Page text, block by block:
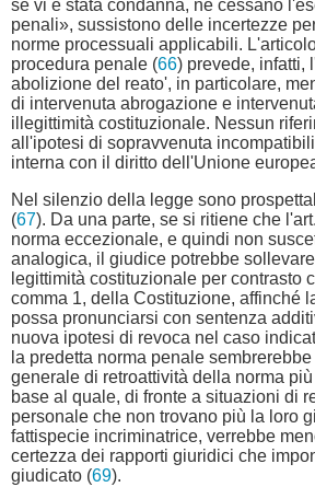
se vi è stata condanna, ne cessano
penali», sussistono delle incertezze
norme processuali applicabili.
procedura penale (66) prevede, infatti,
abolizione del reato', in particolare,
di intervenuta abrogazione e
illegittimità costituzionale. Nessun
all'ipotesi di sopravvenuta
interna con il diritto dell'Unione
Nel silenzio della legge sono
(67). Da una parte, se si ritiene che
norma eccezionale, e quindi non
analogica, il giudice potrebbe
legittimità costituzionale per contrasto
comma 1, della Costituzione, affinché
possa pronunciarsi con sentenza
nuova ipotesi di revoca nel caso
la predetta norma penale
generale di retroattività della norma
base al quale, di fronte a situazioni di
personale che non trovano più la loro
fattispecie incriminatrice, verrebbe
certezza dei rapporti giuridici che
giudicato (69).